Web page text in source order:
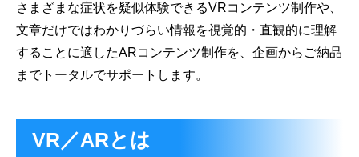
さまざまな症状を疑似体験できるVRコンテンツ制作や、
文章だけではわかりづらい情報を視覚的・直観的に理解
することに適したARコンテンツ制作を、企画からご納品
までトータルでサポートします。
VR／ARとは